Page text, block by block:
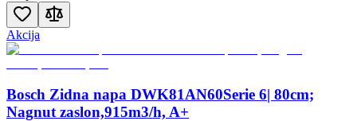
Akcija
Bosch Zidna napa DWK81AN60Serie 6| 80cm;
Nagnut zaslon,915m3/h, A+